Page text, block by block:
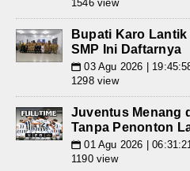
1546 view
Bupati Karo
SMP Ini Daftarnya
📅 03 Agu 2026 |
1298 view
Juventus Menang
Tanpa Penonton
📅 01 Agu 2026 |
1190 view